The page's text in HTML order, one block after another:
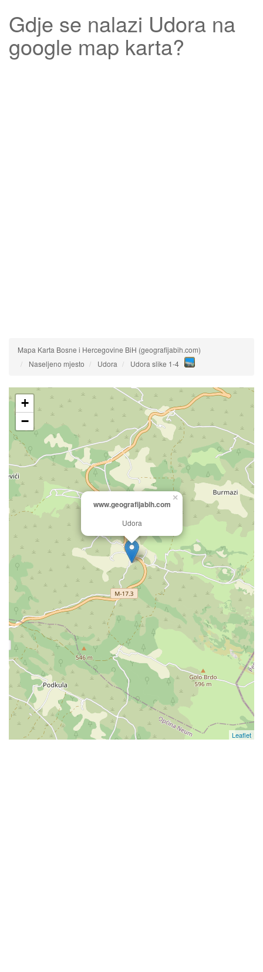
Gdje se nalazi Udora na
google map karta?
Mapa Karta Bosne i Hercegovine BiH (geografijabih.com)
Naseljeno mjesto
Udora Udora slike 1-4
www.geografijabih.com
Udora
×
+
−
Leaflet